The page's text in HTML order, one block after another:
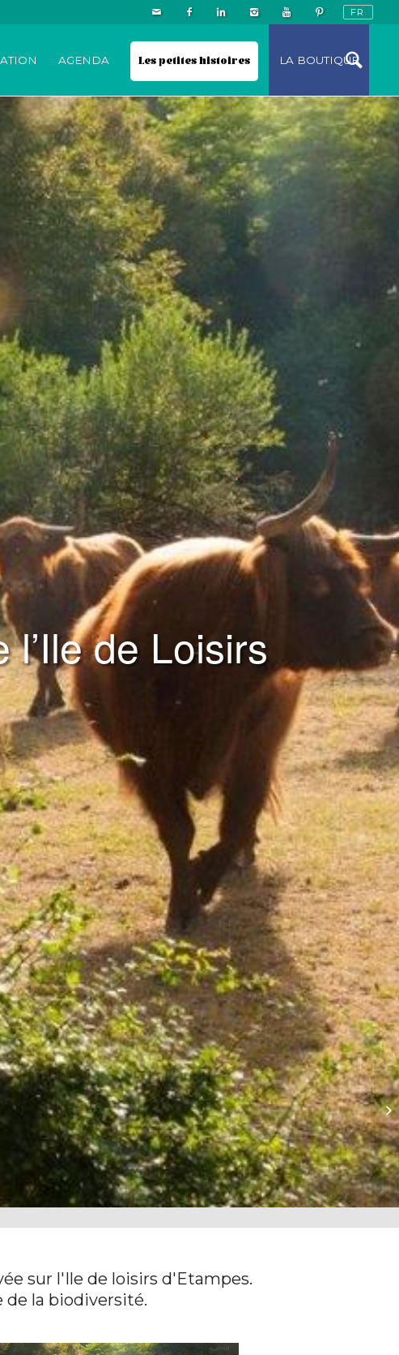
AGENDA Les petites histoires LA BOUTIQUE
de Loisirs
sur l'Ile de loisirs d'Etampes.
de la biodiversité.